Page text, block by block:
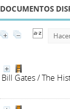
DOCUMENTOS
Bill Gates/ The